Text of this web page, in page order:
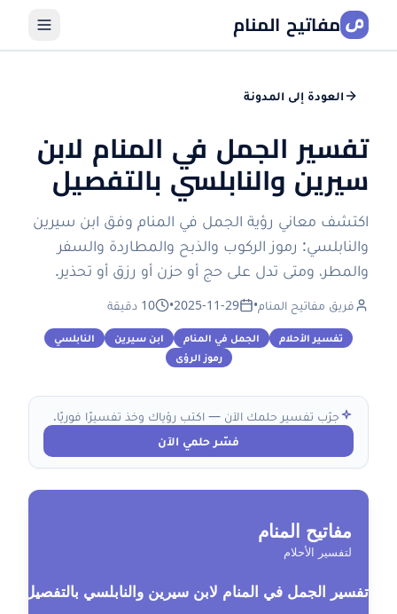
مفاتيح المنام
العودة إلى المدونة
تفسير الجمل في المنام لابن
سيرين والنابلسي بالتفصيل
اكتشف معاني رؤية الجمل في المنام وفق ابن سيرين
والنابلسي: رموز الركوب والذبح والمطاردة والسفر
والمطر، ومتى تدل على حج أو حزن أو رزق أو تحذير.
فريق مفاتيح المنام•
2025-11-29
• 10 دقيقة
تفسير الأحلام الجمل في المنام ابن سيرين
النابلسي
رموز الرؤى
جرّب تفسير حلمك الآن — اكتب رؤياك وخذ تفسيرًا فوريًا.
فسّر حلمي الآن